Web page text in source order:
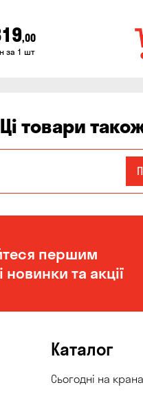
,00
за 1 шт
Ці товари
Одеса
першим
та акції
Каталог
Сьогодні на